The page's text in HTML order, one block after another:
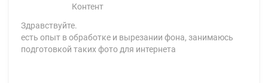
Контент
Здравствуйте.
есть опыт в обработке и вырезании фона, занимаюсь
подготовкой таких фото для интернета